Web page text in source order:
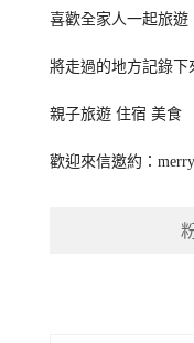
喜歡全家人一起旅遊
將走過的地方記錄下
親子旅遊 住宿 美食
歡迎來信邀約：